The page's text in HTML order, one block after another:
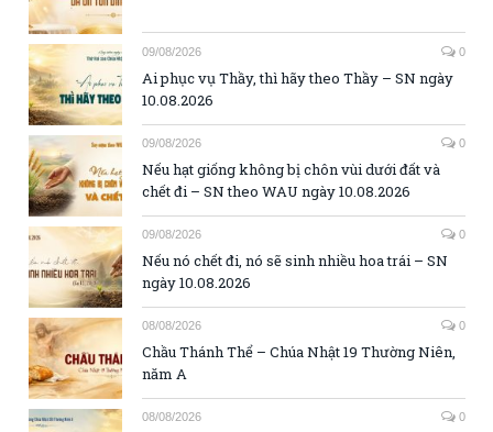
09/08/2026 0
Ai phục vụ Thầy, thì hãy theo Thầy – SN ngày
10.08.2026
09/08/2026 0
Nếu hạt giống không bị chôn vùi dưới đất và
chết đi – SN theo WAU ngày 10.08.2026
09/08/2026 0
Nếu nó chết đi, nó sẽ sinh nhiều hoa trái – SN
ngày 10.08.2026
08/08/2026 0
Chầu Thánh Thể – Chúa Nhật 19 Thường Niên,
năm A
08/08/2026 0